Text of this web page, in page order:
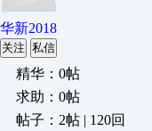
华新2018
关注 私信
精华：0帖
求助：0帖
帖子：2帖 | 120回